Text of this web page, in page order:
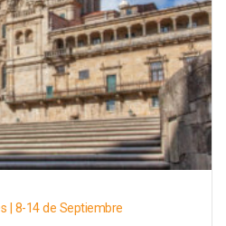
| 8-14 de Septiembre